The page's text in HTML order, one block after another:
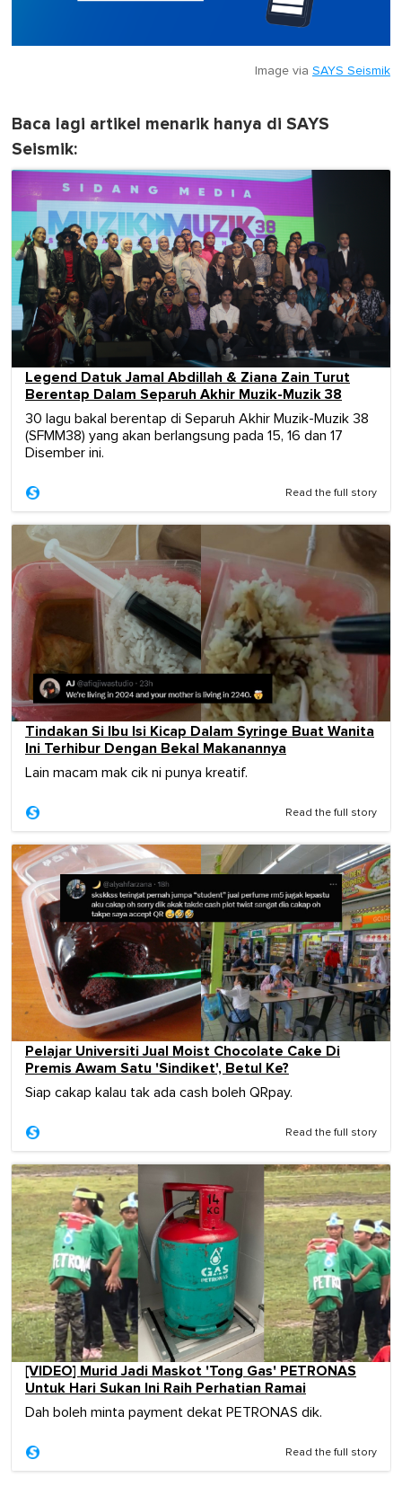
Image via SAYS Seismik
Baca lagi artikel menarik hanya di SAYS
Seismik:
Legend Datuk Jamal Abdillah & Ziana Zain Turut
Berentap Dalam Separuh Akhir Muzik-Muzik 38
30 lagu bakal berentap di Separuh Akhir Muzik-Muzik 38
(SFMM38) yang akan berlangsung pada 15, 16 dan 17
Disember ini.
Read the full story
Tindakan Si Ibu Isi Kicap Dalam Syringe Buat Wanita
Ini Terhibur Dengan Bekal Makanannya
Lain macam mak cik ni punya kreatif.
Read the full story
Pelajar Universiti Jual Moist Chocolate Cake Di
Premis Awam Satu 'Sindiket', Betul Ke?
Siap cakap kalau tak ada cash boleh QRpay.
Read the full story
[VIDEO] Murid Jadi Maskot 'Tong Gas' PETRONAS
Untuk Hari Sukan Ini Raih Perhatian Ramai
Dah boleh minta payment dekat PETRONAS dik.
Read the full story